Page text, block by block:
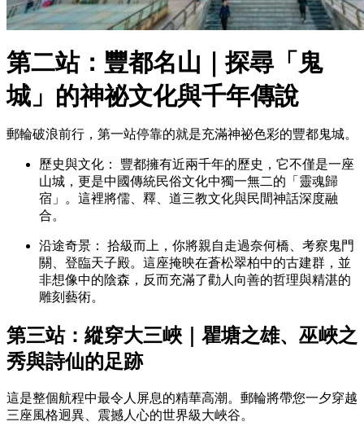
第二站：豐都名山｜探尋「鬼
城」的神祕文化與千年傳說
郵輪破浪前行，第一站停靠的就是充滿神祕色彩的豐都鬼城。
歷史與文化： 豐都擁有近兩千年的歷史，它不僅是一座
山城，更是中國傳統民俗文化中獨一無二的「靈魂歸
宿」。這裡將儒、釋、道三教文化與民間神話深度融
合。
沿途奇景： 拾級而上，你將親自走過奈何橋、考察鬼門
關、登臨天子殿。這座掩映在蒼松翠柏中的古建群，並
非想像中的陰森，反而充滿了勸人向善的哲理與精湛的
雕刻藝術。
第三站：縱穿大三峽｜瞿塘之雄、巫峽之
秀與詩仙的足跡
這是整個航程中最令人屏息的精華高潮。郵輪將帶您一夕穿越
三座風格迥異、震撼人心的世界級大峽谷。